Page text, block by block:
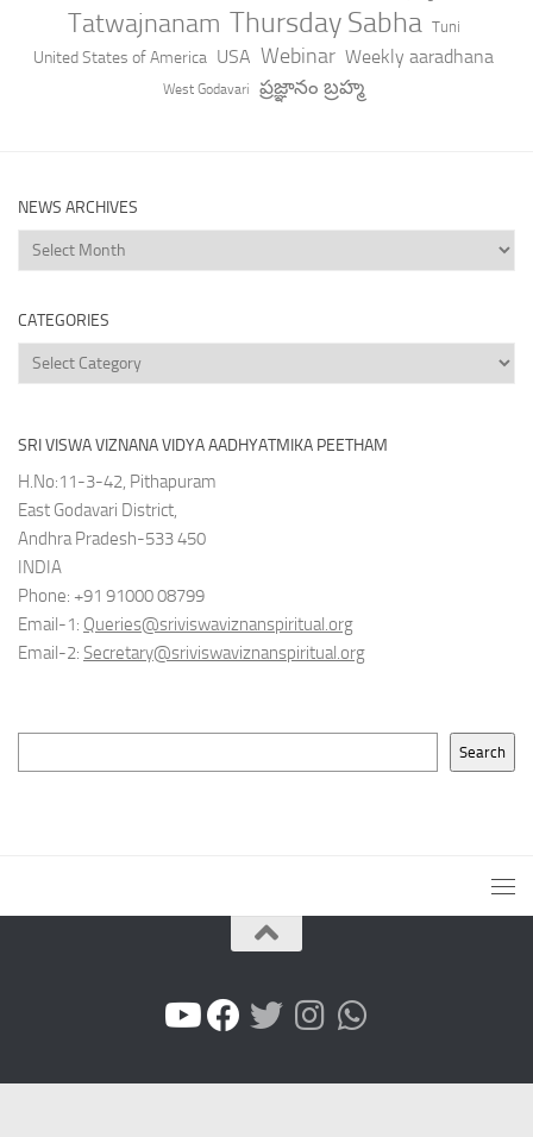
Tatwajnanam Thursday Sabha Tuni
United States of America USA Webinar Weekly aaradhana
West Godavari ప్రజ్ఞానం బ్రహ్మ
NEWS ARCHIVES
News
Archives
CATEGORIES
Categories
SRI VISWA VIZNANA VIDYA AADHYATMIKA PEETHAM
H.No:11-3-42, Pithapuram
East Godavari District,
Andhra Pradesh-533 450
INDIA
Phone: +91 91000 08799
Email-1: Queries@sriviswaviznanspiritual.org
Email-2: Secretary@sriviswaviznanspiritual.org
Search